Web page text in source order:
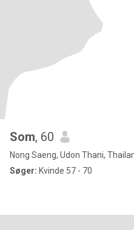
Som, 60
Nong Saeng, Udon Thani,
Søger: Kvinde 57 - 70